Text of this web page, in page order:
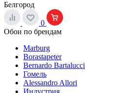
Белгород
0
Обои по брендам
Marburg
Borastapeter
Bernardo Bartalucci
Гомель
Alessandro Allori